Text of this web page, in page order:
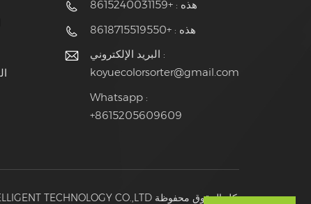
هذه : +8615240031159
هذه : +8618715519550
البريد الإلكتروني :
koyuecolorsorter@gmail.com
Whatsapp :
+8615205609609
© 2026@ HEFEI KOYUE INTELLIGENT TECHNOLOGY CO.,LTD كل الحقوق محفوظة.